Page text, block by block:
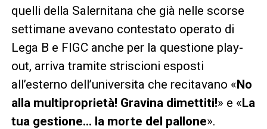
quelli della Salernitana che già nelle scorse
settimane avevano contestato operato di
Lega B e FIGC anche per la questione play-
out, arriva tramite striscioni esposti
all’esterno dell’universita che recitavano «No
alla multiproprietà! Gravina dimettiti!» e «La
tua gestione… la morte del pallone».